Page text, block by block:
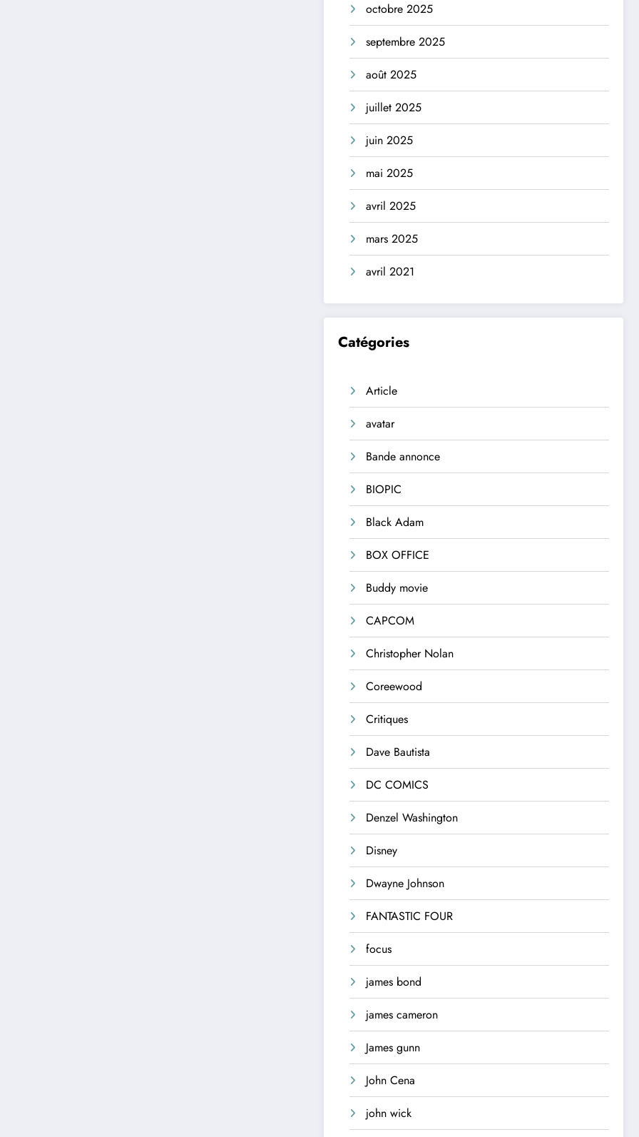
octobre 2025
septembre 2025
août 2025
juillet 2025
juin 2025
mai 2025
avril 2025
mars 2025
avril 2021
Catégories
Article
avatar
Bande annonce
BIOPIC
Black Adam
BOX OFFICE
Buddy movie
CAPCOM
Christopher Nolan
Coreewood
Critiques
Dave Bautista
DC COMICS
Denzel Washington
Disney
Dwayne Johnson
FANTASTIC FOUR
focus
james bond
james cameron
James gunn
John Cena
john wick